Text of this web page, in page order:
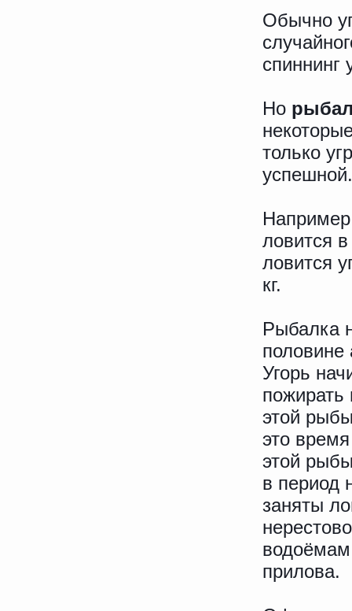
Обычно
спиннинг
Но
только
успешной.
ловится
ловится
кг.
Рыбалка
половине
Угорь
этой
это
этой
в период
заняты
водоёмам
прилова.